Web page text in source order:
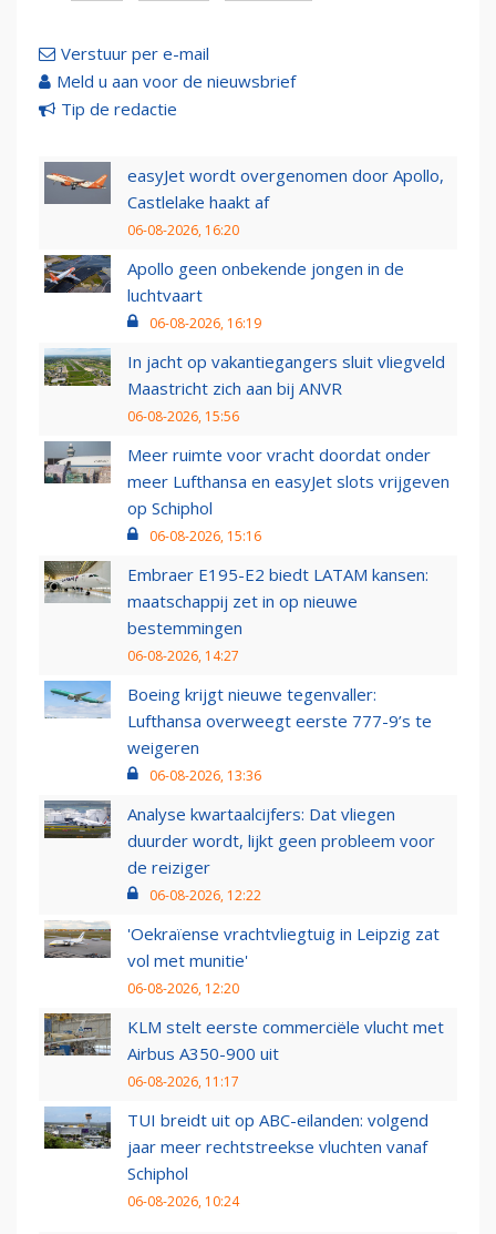
Verstuur per e-mail
Meld u aan voor de nieuwsbrief
Tip de redactie
easyJet wordt overgenomen door Apollo,
Castlelake haakt af
06-08-2026, 16:20
Apollo geen onbekende jongen in de
luchtvaart
06-08-2026, 16:19
In jacht op vakantiegangers sluit vliegveld
Maastricht zich aan bij ANVR
06-08-2026, 15:56
Meer ruimte voor vracht doordat onder
meer Lufthansa en easyJet slots vrijgeven
op Schiphol
06-08-2026, 15:16
Embraer E195-E2 biedt LATAM kansen:
maatschappij zet in op nieuwe
bestemmingen
06-08-2026, 14:27
Boeing krijgt nieuwe tegenvaller:
Lufthansa overweegt eerste 777-9’s te
weigeren
06-08-2026, 13:36
Analyse kwartaalcijfers: Dat vliegen
duurder wordt, lijkt geen probleem voor
de reiziger
06-08-2026, 12:22
'Oekraïense vrachtvliegtuig in Leipzig zat
vol met munitie'
06-08-2026, 12:20
KLM stelt eerste commerciële vlucht met
Airbus A350-900 uit
06-08-2026, 11:17
TUI breidt uit op ABC-eilanden: volgend
jaar meer rechtstreekse vluchten vanaf
Schiphol
06-08-2026, 10:24